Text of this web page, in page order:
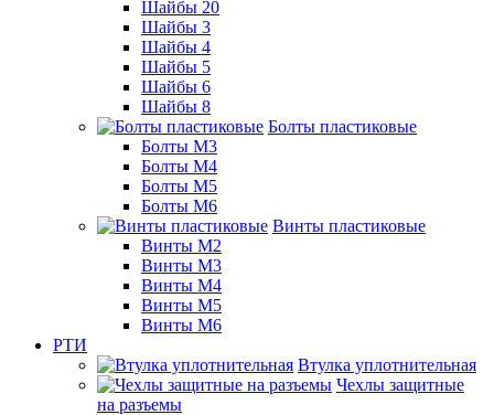
Шайбы 20
Шайбы 3
Шайбы 4
Шайбы 5
Шайбы 6
Шайбы 8
Болты пластиковые
Болты М3
Болты М4
Болты М5
Болты М6
Винты пластиковые
Винты М2
Винты М3
Винты М4
Винты М5
Винты М6
РТИ
Втулка уплотнительная
Чехлы защитные
на разъемы